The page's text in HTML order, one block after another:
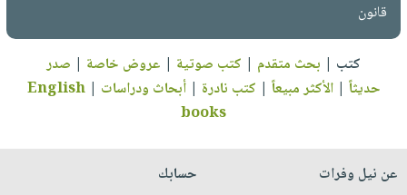
قانون
كتب | بحث متقدم | كتب صوتية | عروض خاصة | صدر
حديثاً |الأكثر مبيعاً | كتب نادرة |أبحاث ودراسات |
English
books
عن نيل وفرات
حسابك